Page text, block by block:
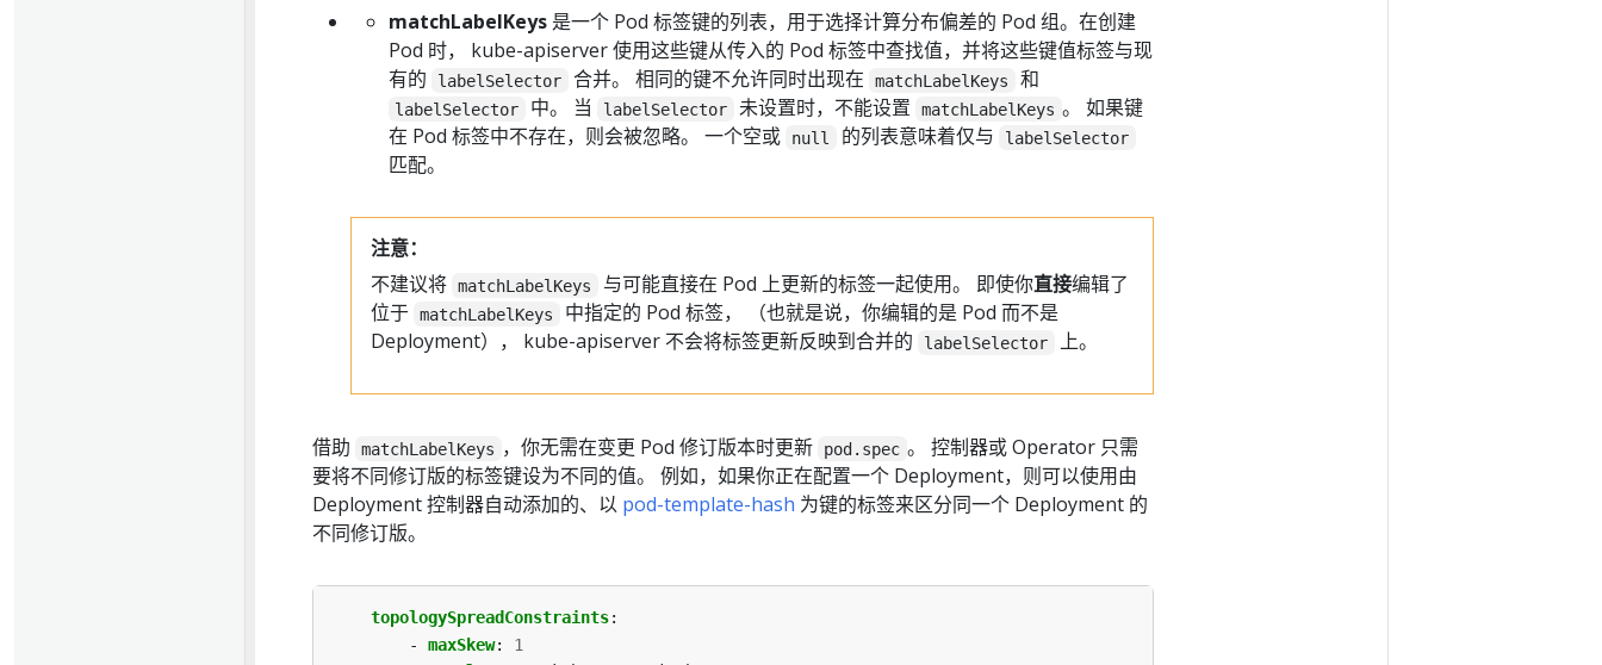
matchLabelKeys 是一个 Pod 标签键的列表，用于选择计算分布偏差的 Pod 组。在创建
Pod 时， kube-apiserver 使用这些键从传入的 Pod 标签中查找值，并将这些键值标签与现
有的
labelSelector 合并。 相同的键不允许同时出现在 matchLabelKeys 和
labelSelector 中。 当 labelSelector 未设置时，不能设置 matchLabelKeys 。 如果键
在 Pod 标签中不存在，则会被忽略。 一个空或
null 的列表意味着仅与 labelSelector
匹配。
注意：
不建议将 matchLabelKeys 与可能直接在 Pod 上更新的标签一起使用。 即使你直接编辑了
位于 matchLabelKeys
中指定的 Pod 标签， （也就是说，你编辑的是 Pod 而不是
Deployment）， kube-apiserver 不会将标签更新反映到合并的
labelSelector 上。
借助 matchLabelKeys ，你无需在变更 Pod 修订版本时更新 pod.spec 。 控制器或 Operator 只需
要将不同修订版的标签键设为不同的值。 例如，如果你正在配置一个 Deployment，则可以使用由
Deployment 控制器自动添加的、以 pod-template-hash 为键的标签来区分同一个 Deployment 的
不同修订版。
topologySpreadConstraints:
- maxSkew:
1